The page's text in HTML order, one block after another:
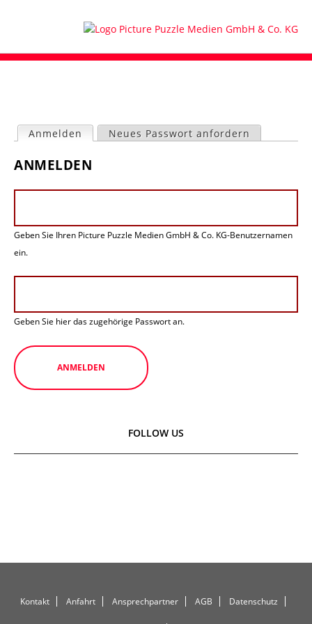
a
-
R
e
t
r
Anmelden (aktiver Reiter)
Neues Passwort anfordern
ANMELDEN
Geben Sie Ihren Picture Puzzle Medien GmbH & Co. KG-Benutzernamen
ein.
Geben Sie hier das zugehörige Passwort an.
FOLLOW US
Kontakt Anfahrt Ansprechpartner AGB Datenschutz